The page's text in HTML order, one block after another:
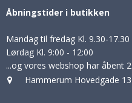
Åbningstider i butikken
Mandag til fredag Kl. 9.30-17.30
Lørdag Kl. 9:00 - 12:00
...og vores webshop har åbent
Hammerum Hovedgade